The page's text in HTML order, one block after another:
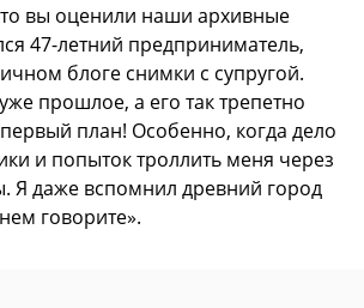
вы оценили наши архивные
47-летний предприниматель,
блоге снимки с супругой.
прошлое, а его так трепетно
план! Особенно, когда дело
и попыток троллить меня через
Я даже вспомнил древний город
говорите».